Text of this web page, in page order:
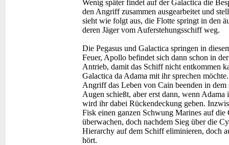
Wenig später findet auf der Galactica die
den Angriff zusammen ausgearbeitet und
sieht wie folgt aus, die Flotte springt in den
deren Jäger vom Auferstehungsschiff weg.
Die Pegasus und Galactica springen in
Feuer, Apollo befindet sich dann schon in
Antrieb, damit das Schiff nicht entkommen
Galactica da Adama mit ihr sprechen
Angriff das Leben von Cain beenden in
Augen schießt, aber erst dann, wenn
wird ihr dabei Rückendeckung geben.
Fisk einen ganzen Schwung Marines auf
überwachen, doch nachdem Sieg über die
Hierarchy auf dem Schiff eliminieren, doch
hört.